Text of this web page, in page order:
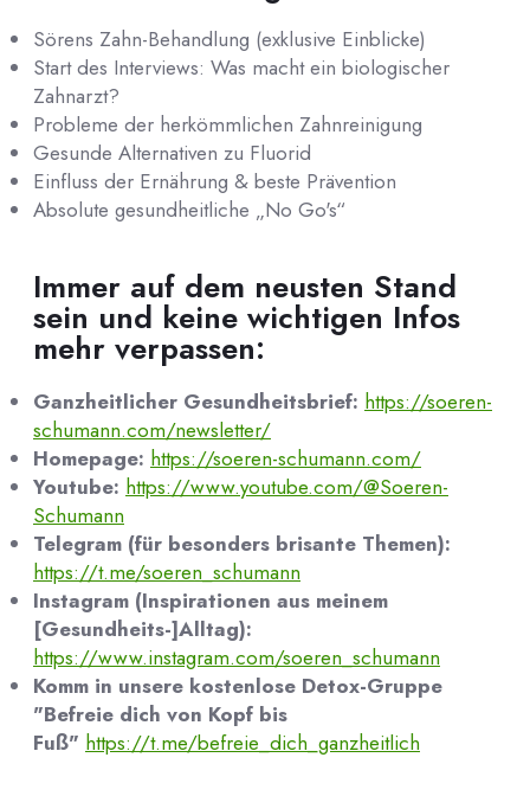
Sörens Zahn-Behandlung (exklusive Einblicke)
Start des Interviews: Was macht ein biologischer
Zahnarzt?
Probleme der herkömmlichen Zahnreinigung
Gesunde Alternativen zu Fluorid
Einfluss der Ernährung & beste Prävention
Absolute gesundheitliche „No Go's“
Immer auf dem neusten Stand
sein und keine wichtigen Infos
mehr verpassen:
Ganzheitlicher Gesundheitsbrief: https://soeren-
schumann.com/newsletter/
Homepage: https://soeren-schumann.com/
Youtube: https://www.youtube.com/@Soeren-
Schumann
Telegram (für besonders brisante Themen):
https://t.me/soeren_schumann
Instagram (Inspirationen aus meinem
[Gesundheits-]Alltag):
https://www.instagram.com/soeren_schumann
Komm in unsere kostenlose Detox-Gruppe
"Befreie dich von Kopf bis
Fuß" https://t.me/befreie_dich_ganzheitlich